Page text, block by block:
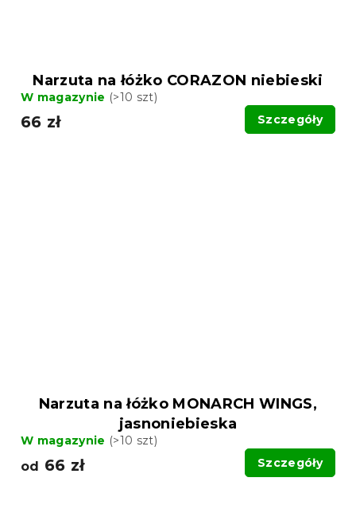
Narzuta na łóżko CORAZON niebieski
W magazynie (>10 szt)
66 zł Szczegóły
Narzuta na łóżko MONARCH WINGS,
jasnoniebieska
W magazynie (>10 szt)
od 66 zł Szczegóły